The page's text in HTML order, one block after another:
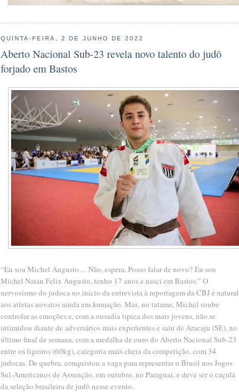
QUINTA-FEIRA, 2 DE JUNHO DE 2022
Aberto Nacional Sub-23 revela novo talento do judô
forjado em Bastos
“Eu sou Michel Augusto… Não, espera. Posso falar de novo? Eu sou
Michel Natan Felix Augusto, tenho 17 anos e nasci em Bastos.” O
nervosismo do judoca no início da entrevista à reportagem da CBJ é natural
aos atletas novatos ainda em formação. Mas, no tatame, Michel soube
controlar as emoções e, com a ousadia típica dos mais jovens, não se
intimidou diante de adversários mais experientes e saiu de Aracaju (SE), no
último final de semana, com a medalha de ouro do Aberto Nacional Sub-23
entre os ligeiros (60kg), categoria mais cheia da competição, com 34
judocas. De quebra, conquistou a vaga para representar o Brasil nos Jogos
Sul-Americanos de Assunção, em outubro, no Paraguai, e deve ser o caçula
da seleção brasileira de judô nesse evento.